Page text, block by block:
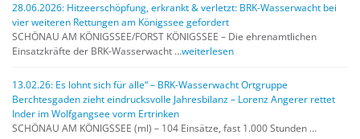
28.06.2026: Hitzeerschöpfung, erkrankt & verletzt: BRK-Wasserwacht bei
vier weiteren Rettungen am Königssee gefordert
SCHÖNAU AM KÖNIGSSEE/FORST KÖNIGSSEE – Die ehrenamtlichen
Einsatzkräfte der BRK-Wasserwacht …weiterlesen
13.02.26: Es lohnt sich für alle“ – BRK-Wasserwacht Ortgruppe
Berchtesgaden zieht eindrucksvolle Jahresbilanz – Lorenz Angerer rettet
Inder im Wolfgangsee vorm Ertrinken
SCHÖNAU AM KÖNIGSSEE (ml) – 104 Einsätze, fast 1.000 Stunden …